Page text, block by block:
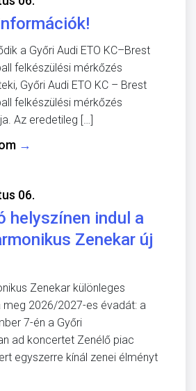
a Győri Audi ETO KC–Brest
felkészülési mérkőzés
Győri Audi ETO KC – Brest
felkészülési mérkőzés
Az eredetileg […]
→
06.
helyszínen indul a
Zenekar új
Zenekar különleges
meg 2026/2027-es évadát: a
7-én a Győri
ad koncertet Zenélő piac
egyszerre kínál zenei élményt